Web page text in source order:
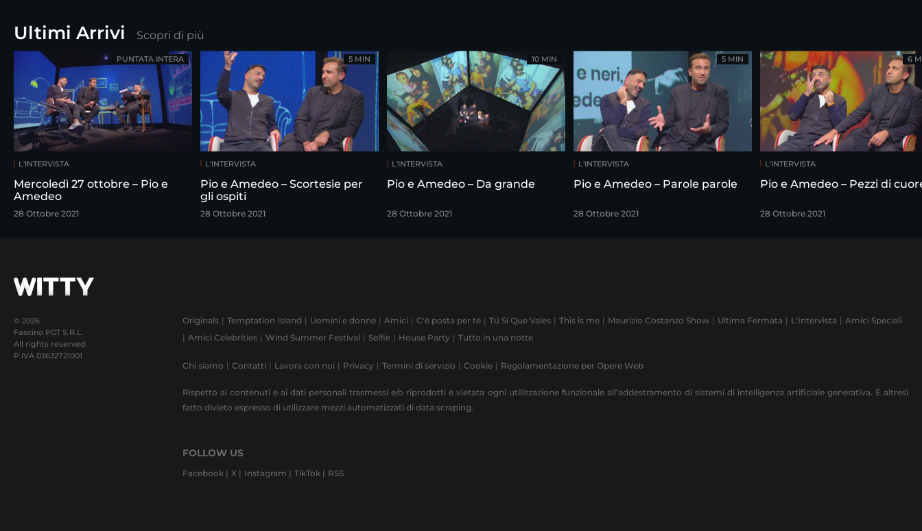
Ultimi Arrivi Scopri di più
L'INTERVISTA
Mercoledì 27 ottobre – Pio e
Amedeo
28 Ottobre 2021
PUNTATA INTERA
L'INTERVISTA
Pio e Amedeo – Scortesie per
gli ospiti
28 Ottobre 2021
5 MIN
L'INTERVISTA
Pio e Amedeo – Da grande
28 Ottobre 2021
10 MIN
L'INTERVISTA
Pio e Amedeo – Parole parole
28 Ottobre 2021
5 MIN
L'INTERVISTA
Pio e Amedeo – Pezzi di
28 Ottobre 2021
6
© 2026
Fascino PGT S.R.L.
All rights reserved.
P.IVA 03632721001
Originals Temptation Island Uomini e donne Amici C'è posta per te Tú Sí Que Vales This is me Maurizio Costanzo Show Ultima Fermata L'Intervista
Amici Speciali
Amici Celebrities
Wind Summer Festival Selfie House Party Tutto in una notte
Chi siamo Contatti Lavora con noi Privacy Termini di servizio Cookie Regolamentazione per Opere Web
Rispetto ai contenuti e ai dati personali trasmessi e/o riprodotti è vietata ogni utilizzazione funzionale all’addestramento di sistemi di intelligenza artificiale generativa. È altresì
fatto divieto espresso di utilizzare mezzi automatizzati di data scraping.
FOLLOW US
Facebook | X | Instagram | TikTok | RSS